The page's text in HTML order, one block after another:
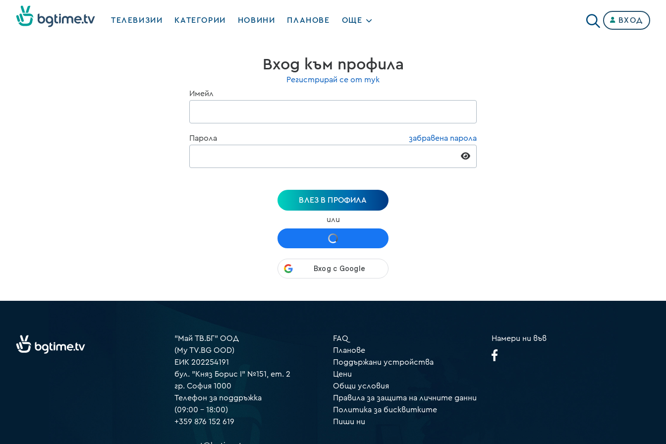
ТЕЛЕВИЗИИ КАТЕГОРИИ НОВИНИ ПЛАНОВЕ ОЩЕ ВХОД
Вход към профила
Регистрирай се от тук
Имейл
Парола забравена парола
ВЛЕЗ В ПРОФИЛА
или
"Май ТВ.БГ" ООД
(My TV.BG OOD)
ЕИК 202254191
бул. "Княз Борис I" №151, ет. 2
гр. София 1000
Телефон за поддръжка
(09:00 – 18:00)
+359 876 152 619
FAQ
Планове
Поддържани устройства
Цени
Общи условия
Правила за защита на личните данни
Политика за бисквитките
Пиши ни
Намери ни във